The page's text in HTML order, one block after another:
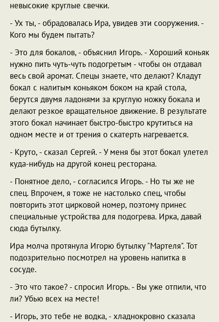
невысокие круглые свечки.
- Ух ты, - обрадовалась Ира, увидев эти сооружения. -
Кого мы будем пытать?
- Это для бокалов, - объяснил Игорь. - Хороший коньяк
нужно пить чуть-чуть подогретым - чтобы он отдавал
весь свой аромат. Спецы знаете, что делают? Кладут
бокал с налитым коньяком боком на край стола,
берутся двумя ладонями за круглую ножку бокала и
делают резкое вращательное движение. В результате
этого бокал начинает быстро-быстро крутиться на
одном месте и от трения о скатерть нагревается.
- Круто, - сказал Сергей. - У меня бы этот бокал улетел
куда-нибудь на другой конец ресторана.
- Понятное дело, - согласился Игорь. - Но ты же не
спец. Впрочем, я тоже не настолько спец, чтобы
повторить этот цирковой номер, поэтому принес
специальные устройства для подогрева. Ирка, давай
сюда бутылку.
Ира молча протянула Игорю бутылку "Мартеля". Тот
подозрительно посмотрел на уровень напитка в
сосуде.
- Это что такое? - спросил Игорь. - Вы уже отпили, что
ли? Убью всех на месте!
- Игорь, это тебе не водка, - хладнокровно сказала